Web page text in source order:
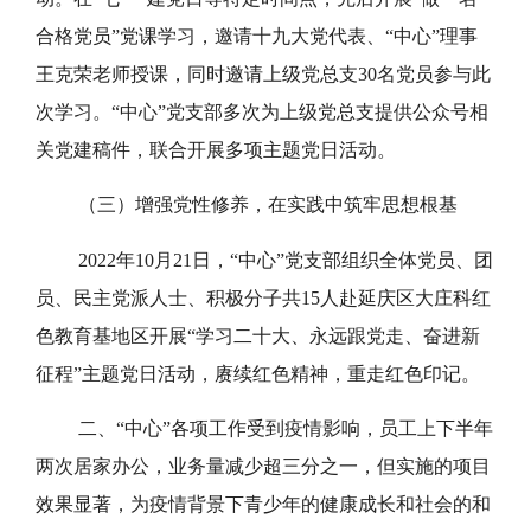
合格党员”党课学习，邀请十九大党代表、“中心”理事
王克荣老师授课，同时邀请上级党总支30名党员参与此
次学习。“中心”党支部多次为上级党总支提供公众号相
关党建稿件，联合开展多项主题党日活动。
（三）增强党性修养，在实践中筑牢思想根基
2022年10月21日，“中心”党支部组织全体党员、团
员、民主党派人士、积极分子共15人赴延庆区大庄科红
色教育基地区开展“学习二十大、永远跟党走、奋进新
征程”主题党日活动，赓续红色精神，重走红色印记。
二、“中心”各项工作受到疫情影响，员工上下半年
两次居家办公，业务量减少超三分之一，但实施的项目
效果显著，为疫情背景下青少年的健康成长和社会的和